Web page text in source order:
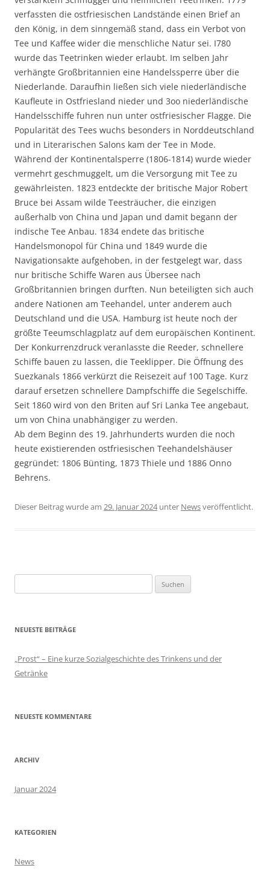
verfassten die ostfriesischen Landstände einen Brief an
den König, in dem sinngemäß stand, dass ein Verbot von
Tee und Kaffee wider die menschliche Natur sei. I780
wurde das Teetrinken wieder erlaubt. Im selben Jahr
verhängte Großbritannien eine Handelssperre über die
Niederlande. Daraufhin ließen sich viele niederländische
Kaufleute in Ostfriesland nieder und 3oo niederländische
Handelsschiffe fuhren nun unter ostfriesischer Flagge. Die
Popularität des Tees wuchs besonders in Norddeutschland
und in Literarischen Salons kam der Tee in Mode.
Während der Kontinentalsperre (1806-1814) wurde wieder
vermehrt geschmuggelt, um die Versorgung mit Tee zu
gewährleisten. 1823 entdeckte der britische Major Robert
Bruce bei Assam wilde Teesträucher, die einzigen
außerhalb von China und Japan und damit begann der
indische Tee Anbau. 1834 endete das britische
Handelsmonopol für China und 1849 wurde die
Navigationsakte aufgehoben, in der festgelegt war, dass
nur britische Schiffe Waren aus Übersee nach
Großbritannien bringen durften. Nun beteiligten sich auch
andere Nationen am Teehandel, unter anderem auch
Deutschland und die USA. Hamburg ist heute noch der
größte Teeumschlagplatz auf dem europäischen Kontinent.
Der Konkurrenzdruck veranlasste die Reeder, schnellere
Schiffe bauen zu lassen, die Teeklipper. Die Öffnung des
Suezkanals 1866 verkürzt die Reisezeit auf 100 Tage. Kurz
darauf ersetzen schnellere Dampfschiffe die Segelschiffe.
Seit 1860 wird von den Briten auf Sri Lanka Tee angebaut,
um von China unabhängiger zu werden.
Ab dem Beginn des 19. Jahrhunderts wurden die noch
heute existierenden ostfriesischen Teehandelshäuser
gegründet: 1806 Bünting, 1873 Thiele und 1886 Onno
Behrens.
Dieser Beitrag wurde am 29. Januar 2024unter Newsveröffentlicht.
nach:
NEUESTE BEITRÄGE
„Prost“ – Eine kurze Sozialgeschichte des Trinkens und der
Getränke
NEUESTE KOMMENTARE
ARCHIV
Januar 2024
KATEGORIEN
News